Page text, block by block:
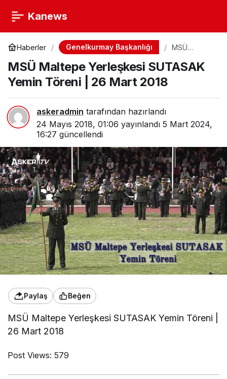
Kanews
Haberler Genelkurmay Başkanlığı
MSÜ
Yerleşkesi
SUTASAK
Mart 2018
MSÜ Maltepe Yerleşkesi SUTASAK
Yemin Töreni | 26 Mart 2018
askeradmin tarafından hazırlandı
24 Mayıs 2018, 01:06 yayınlandı 5 Mart 2024,
16:27 güncellendi
Paylaş Beğen
MSÜ Maltepe Yerleşkesi SUTASAK Yemin Töreni |
26 Mart 2018
Post Views: 579